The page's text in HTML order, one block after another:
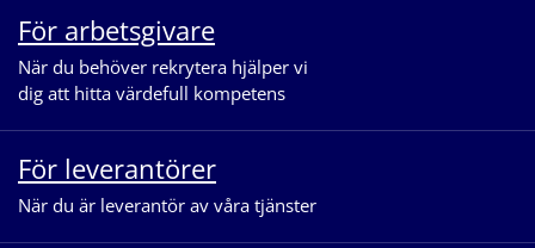
För arbetsgivare
När du behöver rekrytera hjälper vi
dig att hitta värdefull kompetens
För leverantörer
När du är leverantör av våra tjänster